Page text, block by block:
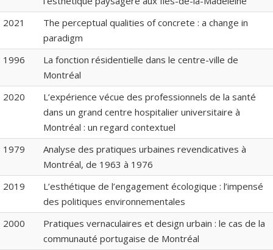
2021
The perceptual qualities of concrete : a change in
paradigm
1996
La fonction résidentielle dans le centre-ville de
Montréal
2020
L’expérience vécue des professionnels de la santé
dans un grand centre hospitalier universitaire à
Montréal : un regard contextuel
1979
Analyse des pratiques urbaines revendicatives à
Montréal, de 1963 à 1976
2019
L’esthétique de l’engagement écologique : l’impensé
des politiques environnementales
2000
Pratiques vernaculaires et design urbain : le cas de la
communauté portugaise de Montréal